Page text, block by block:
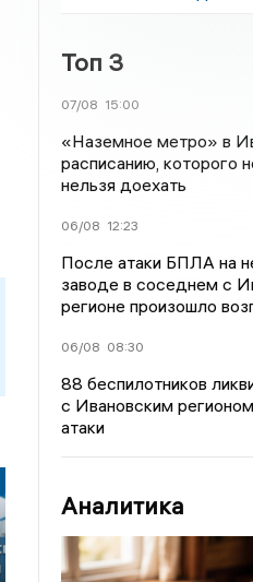
Топ 3
07/08 15:00
«Наземное метро» в
расписанию, которого
нельзя доехать
06/08 12:23
После атаки БПЛА на
заводе в соседнем с
регионе произошло
06/08 08:30
88 беспилотников
с Ивановским
атаки
Аналитика